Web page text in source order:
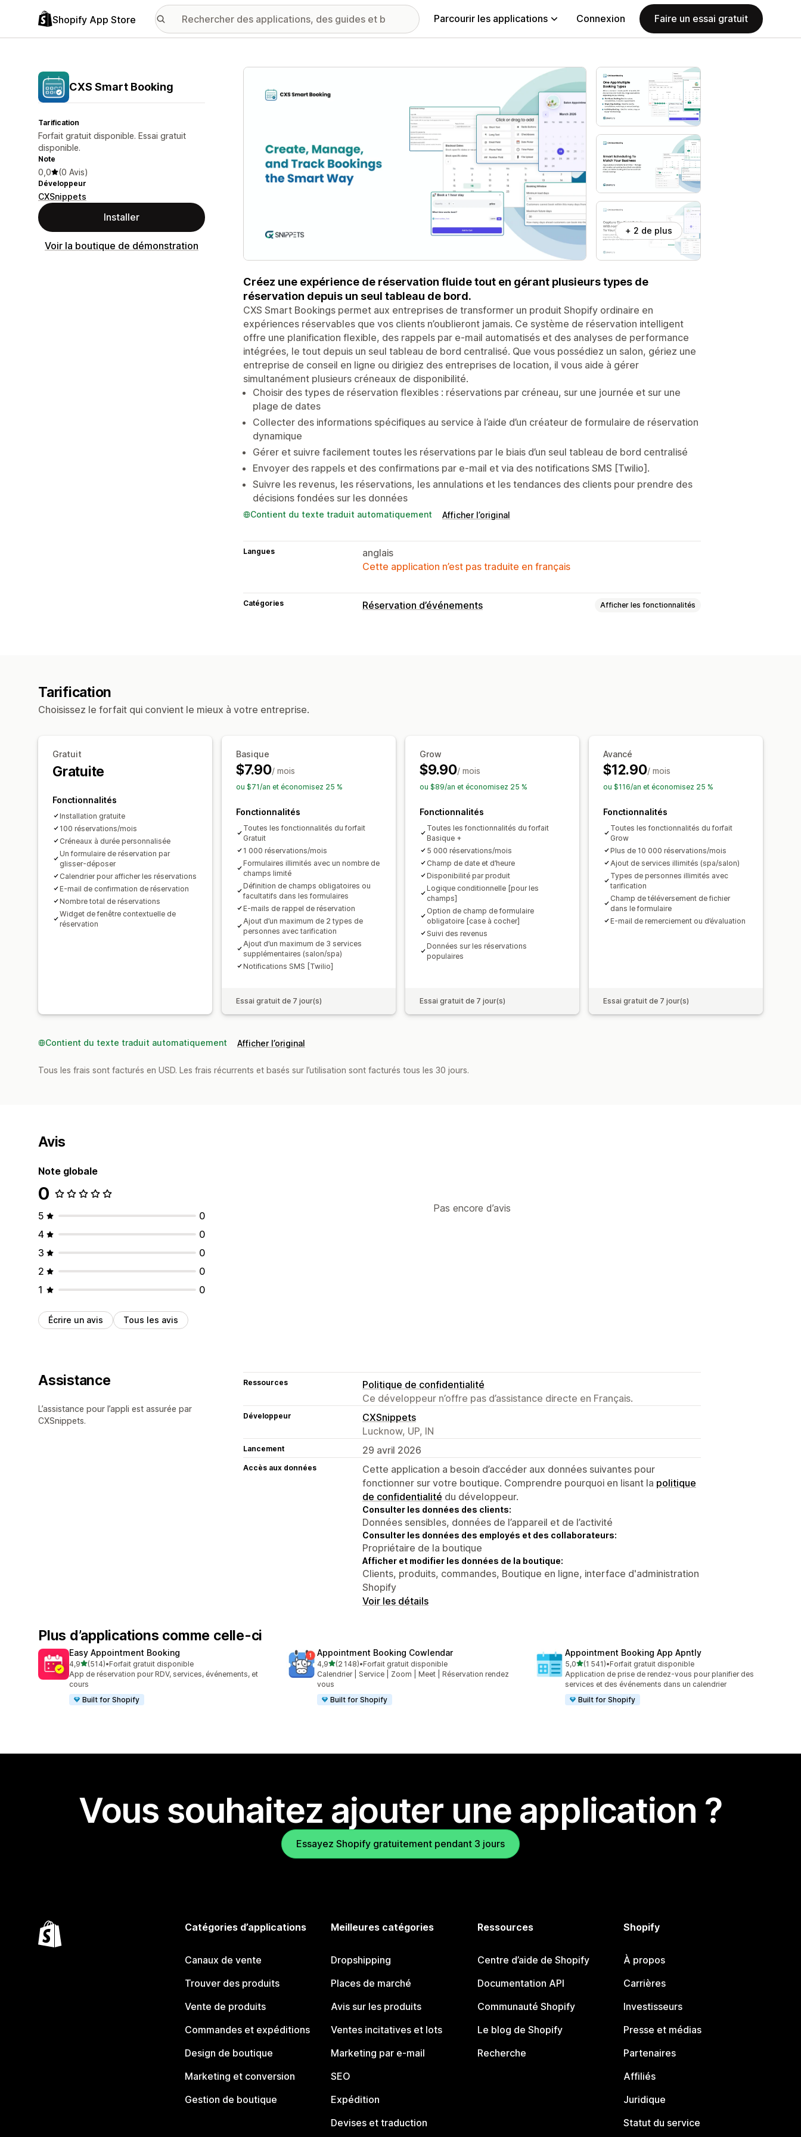
Shopify App Store Parcourir les applications Connexion Faire un essai gratuit
CXS Smart Booking
Tarification
Forfait gratuit disponible. Essai gratuit
disponible.
Note
0,0 (0 Avis)
Développeur
CXSnippets
Installer
Voir la boutique de démonstration
Galerie d’images vedette
+ 2 de plus
Créez une expérience de réservation fluide tout en gérant plusieurs types de
réservation depuis un seul tableau de bord.
CXS Smart Bookings permet aux entreprises de transformer un produit Shopify ordinaire en
expériences réservables que vos clients n’oublieront jamais. Ce système de réservation intelligent
offre une planification flexible, des rappels par e-mail automatisés et des analyses de performance
intégrées, le tout depuis un seul tableau de bord centralisé. Que vous possédiez un salon, gériez une
entreprise de conseil en ligne ou dirigiez des entreprises de location, il vous aide à gérer
simultanément plusieurs créneaux de disponibilité.
Choisir des types de réservation flexibles : réservations par créneau, sur une journée et sur une
plage de dates
Collecter des informations spécifiques au service à l’aide d’un créateur de formulaire de réservation
dynamique
Gérer et suivre facilement toutes les réservations par le biais d’un seul tableau de bord centralisé
Envoyer des rappels et des confirmations par e-mail et via des notifications SMS [Twilio].
Suivre les revenus, les réservations, les annulations et les tendances des clients pour prendre des
décisions fondées sur les données
Contient du texte traduit automatiquement Afficher l’original
Langues
anglais
Cette application n’est pas traduite en français
Catégories Réservation d’événements Afficher les fonctionnalités
Widget de calendrier
Notifications personnalisées
Tarification
Choisissez le forfait qui convient le mieux à votre entreprise.
Gratuit
Gratuite
Fonctionnalités
Installation gratuite
100 réservations/mois
Créneaux à durée personnalisée
Un formulaire de réservation par
glisser-déposer
Calendrier pour afficher les réservations
E-mail de confirmation de réservation
Nombre total de réservations
Widget de fenêtre contextuelle de
réservation
Basique
$7.90/ mois
ou $71/an et économisez 25 %
Fonctionnalités
Toutes les fonctionnalités du forfait
Gratuit
1 000 réservations/mois
Formulaires illimités avec un nombre de
champs limité
Définition de champs obligatoires ou
facultatifs dans les formulaires
E-mails de rappel de réservation
Ajout d’un maximum de 2 types de
personnes avec tarification
Ajout d’un maximum de 3 services
supplémentaires (salon/spa)
Notifications SMS [Twilio]
Essai gratuit de 7 jour(s)
Grow
$9.90/ mois
ou $89/an et économisez 25 %
Fonctionnalités
Toutes les fonctionnalités du forfait
Basique +
5 000 réservations/mois
Champ de date et d’heure
Disponibilité par produit
Logique conditionnelle [pour les
champs]
Option de champ de formulaire
obligatoire [case à cocher]
Suivi des revenus
Données sur les réservations
populaires
Essai gratuit de 7 jour(s)
Avancé
$12.90/ mois
ou $116/an et économisez 25 %
Fonctionnalités
Toutes les fonctionnalités du forfait
Grow
Plus de 10 000 réservations/mois
Ajout de services illimités (spa/salon)
Types de personnes illimités avec
tarification
Champ de téléversement de fichier
dans le formulaire
E-mail de remerciement ou d’évaluation
Essai gratuit de 7 jour(s)
Contient du texte traduit automatiquement Afficher l’original
Tous les frais sont facturés en USD. Les frais récurrents et basés sur l’utilisation sont facturés tous les 30 jours.
Avis
Note globale
0
5
0
4
0
3
0
2
0
1
0
Écrire un avis Tous les avis
Pas encore d’avis
Assistance
L’assistance pour l’appli est assurée par
CXSnippets.
Ressources
Politique de confidentialité
Ce développeur n’offre pas d’assistance directe en Français.
Développeur
CXSnippets
Lucknow, UP, IN
Lancement 29 avril 2026
Accès aux données
Cette application a besoin d’accéder aux données suivantes pour
fonctionner sur votre boutique. Comprendre pourquoi en lisant la politique
de confidentialité du développeur.
Consulter les données des clients:
Données sensibles, données de l’appareil et de l’activité
Consulter les données des employés et des collaborateurs:
Propriétaire de la boutique
Afficher et modifier les données de la boutique:
Clients, produits, commandes, Boutique en ligne, interface d'administration
Shopify
Voir les détails
Plus d’applications comme celle-ci
Easy Appointment Booking
4,9étoile(s) sur 5
(514)
514 avis au total
•Forfait gratuit disponible
App de réservation pour RDV, services, événements, et
cours
Built for Shopify
Appointment Booking Cowlendar
4,9étoile(s) sur 5
(2 148)
2148 avis au total
•Forfait gratuit disponible
Calendrier | Service | Zoom | Meet | Réservation rendez
vous
Built for Shopify
Appointment Booking App Apntly
5,0étoile(s) sur 5
(1 541)
1541 avis au total
•Forfait gratuit disponible
Application de prise de rendez-vous pour planifier des
services et des événements dans un calendrier
Built for Shopify
Vous souhaitez ajouter une application ?
Essayez Shopify gratuitement pendant 3 jours
Catégories d’applications
Canaux de vente
Trouver des produits
Vente de produits
Commandes et expéditions
Design de boutique
Marketing et conversion
Gestion de boutique
Meilleures catégories
Dropshipping
Places de marché
Avis sur les produits
Ventes incitatives et lots
Marketing par e-mail
SEO
Expédition
Devises et traduction
Ressources
Centre d’aide de Shopify
Documentation API
Communauté Shopify
Le blog de Shopify
Recherche
Shopify
À propos
Carrières
Investisseurs
Presse et médias
Partenaires
Affiliés
Juridique
Statut du service